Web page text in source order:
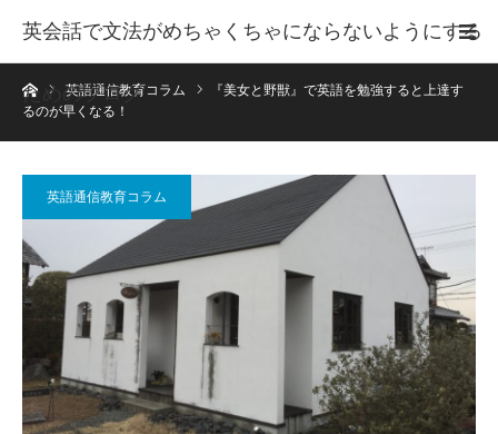
英会話で文法がめちゃくちゃにならないようにする
ためのブログ
ホーム英語通信教育コラム
『美女と野獣』で英語を勉強すると上達す
るのが早くなる！
英語通信教育コラム